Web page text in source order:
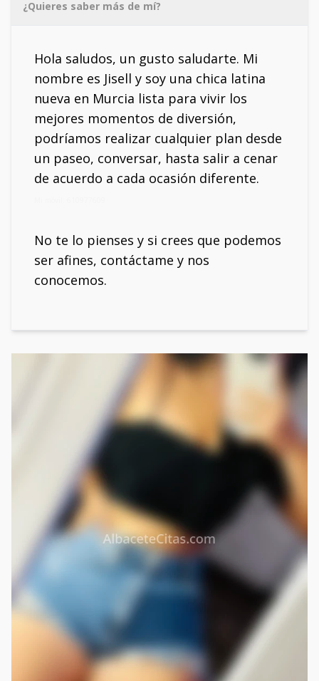
¿Quieres saber más de mí?
Hola saludos, un gusto saludarte. Mi
nombre es Jisell y soy una chica latina
nueva en Murcia lista para vivir los
mejores momentos de diversión,
podríamos realizar cualquier plan desde
un paseo, conversar, hasta salir a cenar
de acuerdo a cada ocasión diferente.
No te lo pienses y si crees que podemos
ser afines, contáctame y nos
conocemos.